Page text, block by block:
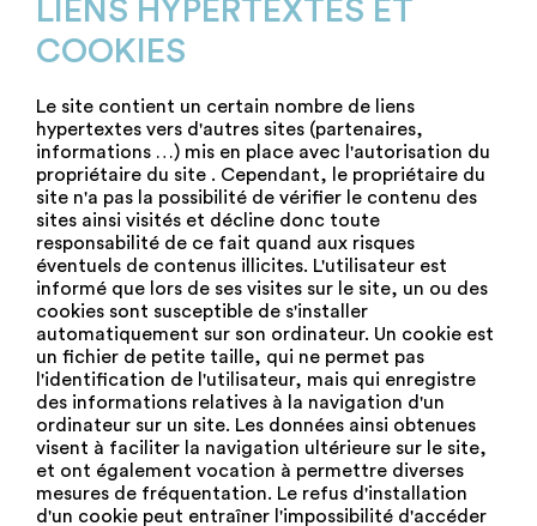
LIENS HYPERTEXTES ET
COOKIES
Le site contient un certain nombre de liens
hypertextes vers d'autres sites (partenaires,
informations …) mis en place avec l'autorisation du
propriétaire du site . Cependant, le propriétaire du
site n'a pas la possibilité de vérifier le contenu des
sites ainsi visités et décline donc toute
responsabilité de ce fait quand aux risques
éventuels de contenus illicites. L'utilisateur est
informé que lors de ses visites sur le site, un ou des
cookies sont susceptible de s'installer
automatiquement sur son ordinateur. Un cookie est
un fichier de petite taille, qui ne permet pas
l'identification de l'utilisateur, mais qui enregistre
des informations relatives à la navigation d'un
ordinateur sur un site. Les données ainsi obtenues
visent à faciliter la navigation ultérieure sur le site,
et ont également vocation à permettre diverses
mesures de fréquentation. Le refus d'installation
d'un cookie peut entraîner l'impossibilité d'accéder